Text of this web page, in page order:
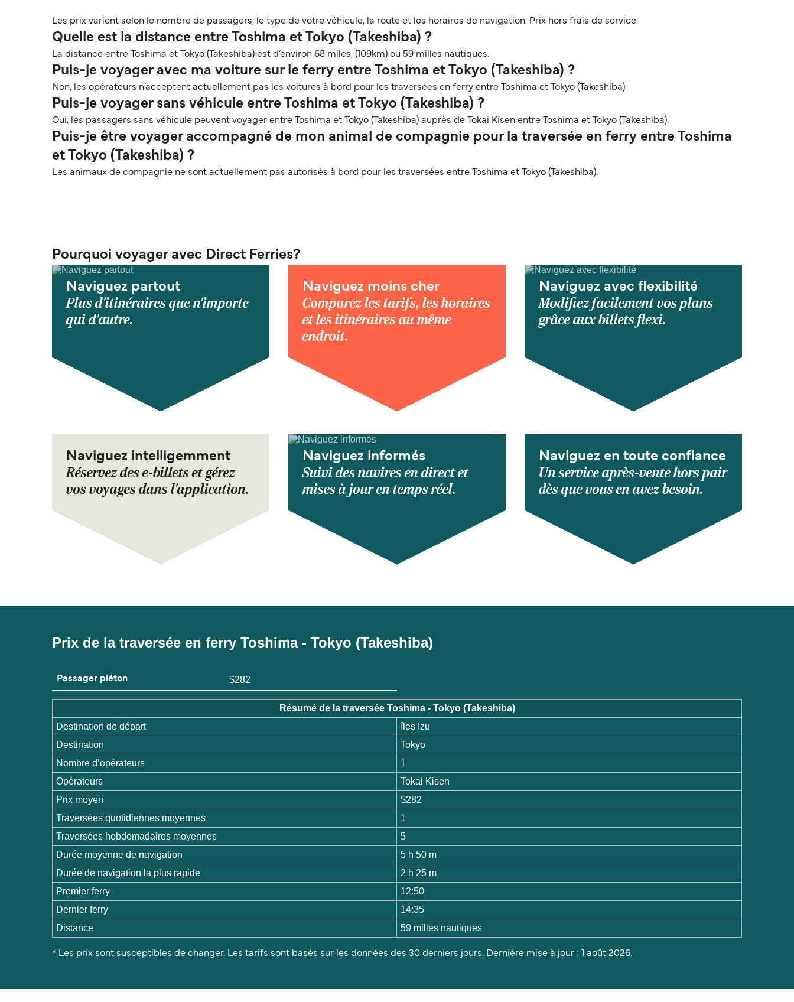
Les prix varient selon le nombre de passagers, le type de votre véhicule, la route et les horaires de navigation. Prix hors frais de service.
Quelle est la distance entre Toshima et Tokyo (Takeshiba) ?
La distance entre Toshima et Tokyo (Takeshiba) est d’environ 68 miles, (109km) ou 59 milles nautiques.
Puis-je voyager avec ma voiture sur le ferry entre Toshima et Tokyo (Takeshiba) ?
Non, les opérateurs n’acceptent actuellement pas les voitures à bord pour les traversées en ferry entre Toshima et Tokyo (Takeshiba).
Puis-je voyager sans véhicule entre Toshima et Tokyo (Takeshiba) ?
Oui, les passagers sans véhicule peuvent voyager entre Toshima et Tokyo (Takeshiba) auprès de Tokai Kisen entre Toshima et Tokyo (Takeshiba).
Puis-je être voyager accompagné de mon animal de compagnie pour la traversée en ferry entre Toshima
et Tokyo (Takeshiba) ?
Les animaux de compagnie ne sont actuellement pas autorisés à bord pour les traversées entre Toshima et Tokyo (Takeshiba).
Pourquoi voyager avec Direct Ferries?
Naviguez partout
Plus d'itinéraires que n'importe
qui d'autre.
Naviguez moins cher
Comparez les tarifs, les horaires
et les itinéraires au même
endroit.
Naviguez avec flexibilité
Modifiez facilement vos plans
grâce aux billets flexi.
Naviguez intelligemment
Réservez des e-billets et gérez
vos voyages dans l'application.
Naviguez informés
Suivi des navires en direct et
mises à jour en temps réel.
Naviguez en toute confiance
Un service après-vente hors pair
dès que vous en avez besoin.
Prix de la traversée en ferry Toshima - Tokyo (Takeshiba)
Passager piéton $282
Résumé de la traversée Toshima - Tokyo (Takeshiba)
Destination de départ
îles Izu
Destination
Tokyo
Nombre d’opérateurs
1
Opérateurs
Tokai Kisen
Prix moyen
$282
Traversées quotidiennes moyennes
1
Traversées hebdomadaires moyennes
5
Durée moyenne de navigation
5 h 50 m
Durée de navigation la plus rapide
2 h 25 m
Premier ferry
12:50
Dernier ferry
14:35
Distance
59 milles nautiques
* Les prix sont susceptibles de changer. Les tarifs sont basés sur les données des 30 derniers jours. Dernière mise à jour : 1 août 2026.